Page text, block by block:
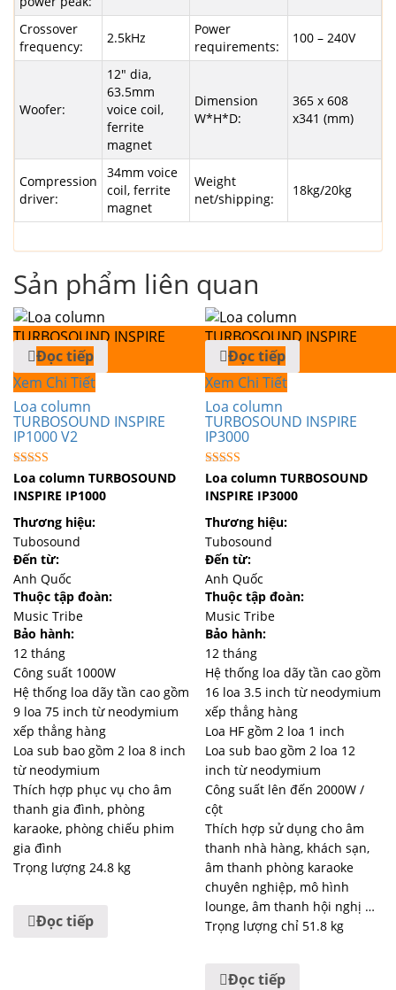
Crossover
frequency:
2.5kHz
Power
requirements:
100 – 240V
Woofer:
12″ dia,
63.5mm
voice coil,
ferrite
magnet
Dimension
W*H*D:
365 x 608
x341 (mm)
Compression
driver:
34mm voice
coil, ferrite
magnet
Weight
net/shipping:
18kg/20kg
Sản phẩm liên quan
Đọc tiếp
Xem Chi Tiết
Loa column
TURBOSOUND INSPIRE
IP1000 V2
Được xếp
hạng
5.00
Loa column TURBOSOUND
INSPIRE IP1000
Thương hiệu:
Tubosound
Đến từ:
Anh Quốc
Thuộc tập đoàn:
Music Tribe
Bảo hành:
12 tháng
Công suất 1000W
Hệ thống loa dãy tần cao gồm
9 loa 75 inch từ neodymium
xếp thẳng hàng
Loa sub bao gồm 2 loa 8 inch
từ neodymium
Thích hợp phục vụ cho âm
thanh gia đình, phòng
karaoke, phòng chiếu phim
gia đình
Trọng lượng 24.8 kg
Đọc tiếp
Đọc tiếp
Xem Chi Tiết
Loa column
TURBOSOUND INSPIRE
IP3000
Được xếp
hạng
5.00
Loa column TURBOSOUND
INSPIRE IP3000
Thương hiệu:
Tubosound
Đến từ:
Anh Quốc
Thuộc tập đoàn:
Music Tribe
Bảo hành:
12 tháng
Hệ thống loa dãy tần cao gồm
16 loa 3.5 inch từ neodymium
xếp thẳng hàng
Loa HF gồm 2 loa 1 inch
Loa sub bao gồm 2 loa 12
inch từ neodymium
Công suất lên đến 2000W /
cột
Thích hợp sử dụng cho âm
thanh nhà hàng, khách sạn,
âm thanh phòng karaoke
chuyên nghiệp, mô hình
lounge, âm thanh hội nghị …
Trọng lượng chỉ 51.8 kg
Đọc tiếp